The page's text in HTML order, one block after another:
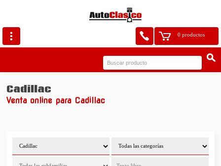
0 productos
Cadillac
Venta online para Cadillac